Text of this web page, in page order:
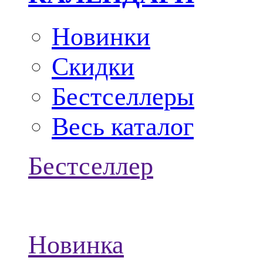
Новинки
Скидки
Бестселлеры
Весь каталог
Бестселлер
Новинка